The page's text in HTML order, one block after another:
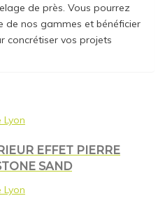
de près. Vous pourrez
de nos gammes et bénéficier
concrétiser vos projets
EFFET PIERRE
SAND